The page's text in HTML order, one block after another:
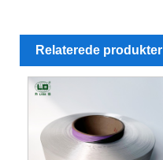
Relaterede produkter